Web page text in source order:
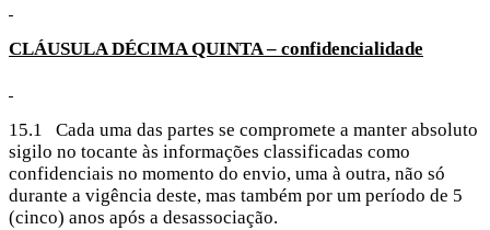
CLÁUSULA DÉCIMAQUINTA – confidencialidade
15.1 Cada uma das partes se compromete a manter absoluto
sigilo no tocante às informações classificadas como
confidenciais no momento do envio, uma à outra, não só
durante a vigência deste, mas também por um período de 5
(cinco) anos após a desassociação.